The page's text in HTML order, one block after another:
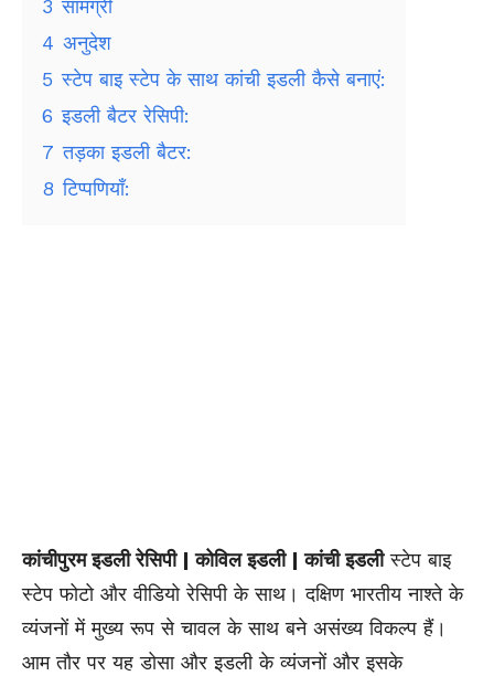
3 सामग्री
4 अनुदेश
5 स्टेप बाइ स्टेप के साथ कांची इडली कैसे बनाएं:
6 इडली बैटर रेसिपी:
7 तड़का इडली बैटर:
8 टिप्पणियाँ:
कांचीपुरम इडली रेसिपी | कोविल इडली | कांची इडलीस्टेप बाइ
स्टेप फोटो और वीडियो रेसिपी के साथ। दक्षिण भारतीय नाश्ते के
व्यंजनों में मुख्य रूप से चावल के साथ बने असंख्य विकल्प हैं।
आम तौर पर यह डोसा और इडली के व्यंजनों और इसके